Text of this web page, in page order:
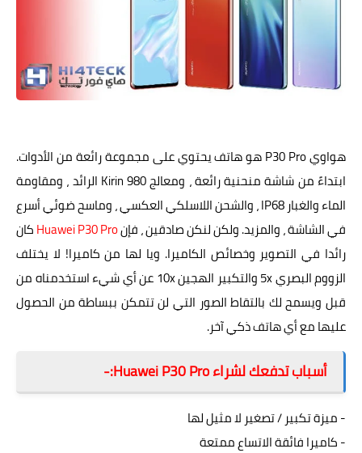
هواوي P30 Pro هو هاتف يحتوي على مجموعة رائعة من الأدوات.
ابتداءً من شاشة منحنية رائعة ، ومعالج Kirin 980 الرائد ، ومقاومة
الماء والغبار IP68 ، والشحن اللاسلكي العكسي ، وماسح ضوئي أسرع
في الشاشة ، والمزيد. ولكن لنكن صادقين ، فإنHuawei P30 Proكان
رائدا في التصوير وخصائص الكاميرا. ويا لها من كاميرا! لا يختلف
الزووم البصري 5x والتكبير الهجين 10x عن أي شيء استخدمناه من
قبل ويسمح لك بالتقاط الصور التي لن تتمكن ببساطة من الحصول
عليها مع أي هاتف ذكي آخر.
أسباب تدفعك لشراء Huawei P30 Pro:-
- ميزة تكبير / تصغير لا مثيل لها
- كاميرا فائقة الاتساع ممتعة